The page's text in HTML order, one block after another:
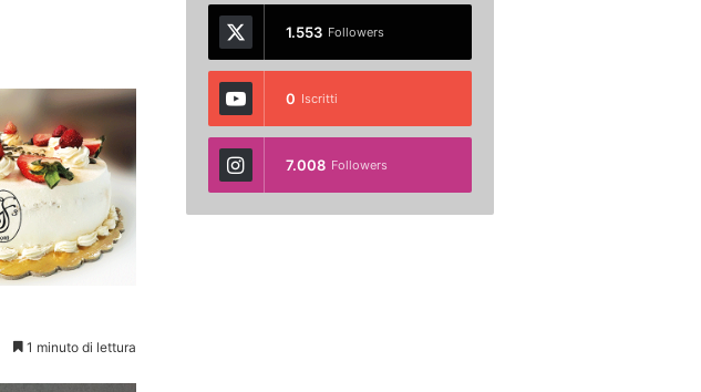
1 minuto di lettura
1.553 Followers
0 Iscritti
7.008 Followers